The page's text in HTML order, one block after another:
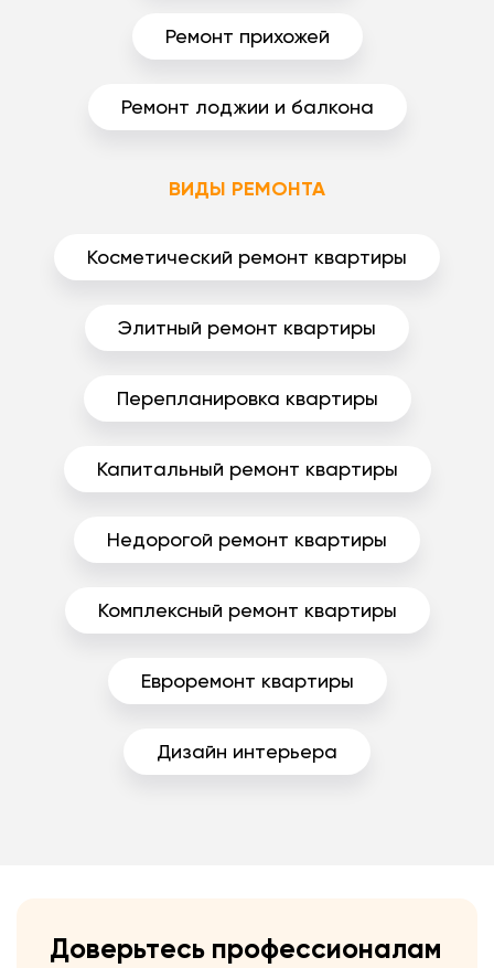
Ремонт прихожей
Ремонт лоджии и балкона
ВИДЫ РЕМОНТА
Косметический ремонт квартиры
Элитный ремонт квартиры
Перепланировка квартиры
Капитальный ремонт квартиры
Недорогой ремонт квартиры
Комплексный ремонт квартиры
Евроремонт квартиры
Дизайн интерьера
Доверьтесь профессионалам